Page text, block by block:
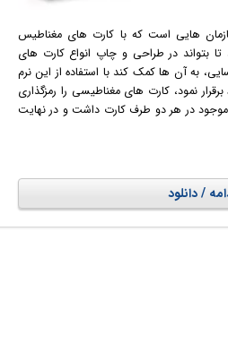
هایی است که با کارت های مغناطیس
تا بتواند در طراحی و چاپ انواع کارت های
به آن ها کمک کند با استفاده از این نرم
نمود، کارت های مغناطیسی را رمزگذاری
در هر دو طرف کارت داشت و در نهایت
بپردازید.
/ دانلود